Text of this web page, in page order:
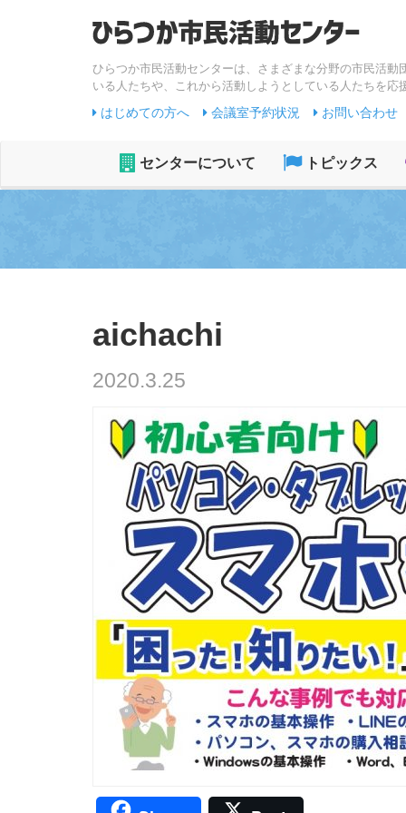
ひらつか市民活動センターは、さまざまな分野の市民活動
いる人たちや、これから活動しようとしている人たちを応
はじめての方へ 会議室予約状況 お問い合わせ
センターについて トピックス
aichachi
2020.3.25